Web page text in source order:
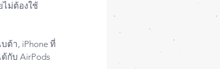
ม่ต้องใช้
ต้า, iPhone ที่
กับ AirPods